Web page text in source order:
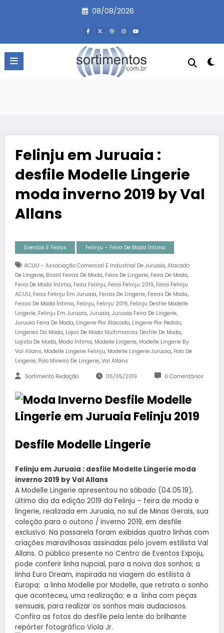
08/08/2026
Felinju em Juruaia :
desfile Modelle Lingerie
moda inverno 2019 by Val
Allans
Eventos E Feiras Felinju – Feira De Moda Íntima
ACIJU - Associação Comercial E Industrial De Juruaia, Atacado
De Lingerie, Brasil Feiras De Moda, Feira De Lingerie, Feira De Moda,
Feira De Moda Íntima, Feira Felinju, Feira Felinju 2019, Feira Felinju
ACIJU, Feira Felinju Em Juruaia, Feiras De Lingerie, Feiras De Moda,
Feiras De Moda Íntima, Felinju, Felinju 2019, Felinju Desfile Modelle
Lingerie, Felinju Em Juruaia, Juruaia, Juruaia Feira De Lingerie,
Juruaia Feira De Moda, Lingerie Por Atacado, Lingerie Por Pedido,
Lingeries Da Moda, Lojas De Moda Multimarcas Desfile De Moda,
Lojista De Moda, Moda Íntima, Modelle Lingerie, Modelle Lingerie By
Val Allans, Modelle Lingerie Felinju, Modelle Lingerie Juruaia, Polo De
Lingerie, Polo Mineiro De Lingerie, Val Allans
Sortimento Redação 05/05/2019 0 Comentários
Desfile Modelle Lingerie
Felinju em Juruaia : desfile Modelle Lingerie moda
inverno 2019 by Val Allans
A Modelle Lingerie apresentou no sábado (04.05.19),
último dia da edição 2019 da Felinju – feira de moda e
lingerie, realizada em Juruaia, no sul de Minas Gerais, sua
coleção para o outono / inverno 2019, em desfile
exclusivo. Na passarela foram exibidas quatro linhas com
criações maravilhosas assinadas pelo jovem estilista Val
Allans. O público presente no Centro de Eventos Expoju,
pode conferir linha nupcial, para a noiva dos sonhos; a
linha Euro Dream, inspirada na viagem do estilista à
Europa; a linha Modelle por Modelle, que retrata o sonho
que aconteceu, uma realização; e a linha com peças
sensuais, para realizar os sonhos mais audaciosos.
Confira as fotos do desfile pela lente do brilhante
repórter fotográfico Viola Jr.